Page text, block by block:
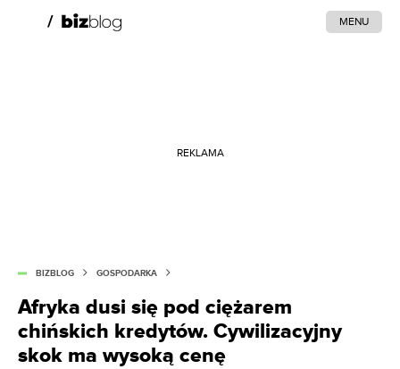
MENU
REKLAMA
BIZBLOG GOSPODARKA
Afryka dusi się pod ciężarem
chińskich kredytów. Cywilizacyjny
skok ma wysoką cenę